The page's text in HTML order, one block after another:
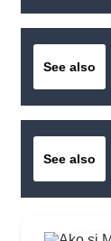
See also
See also